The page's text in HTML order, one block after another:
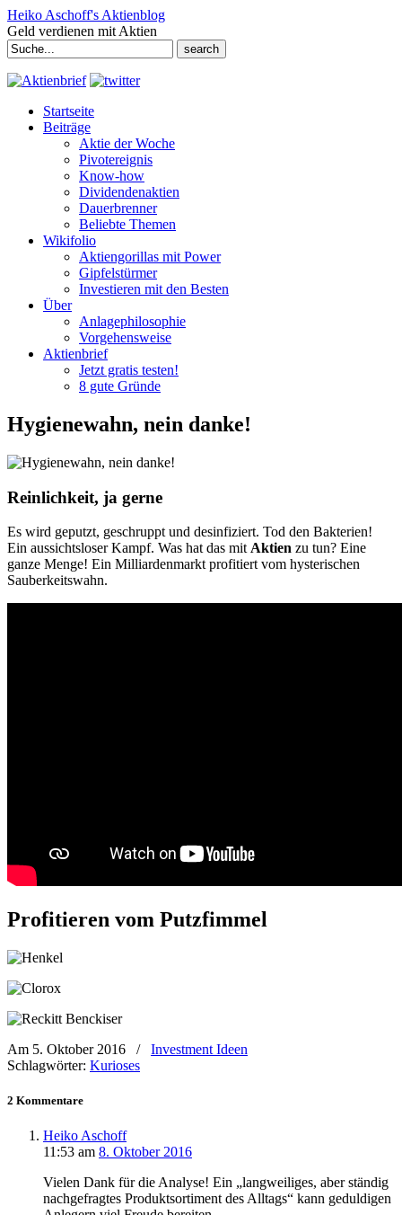
Heiko Aschoff's Aktienblog
Geld verdienen mit Aktien
Search
for:
Startseite
Beiträge
Aktie der Woche
Pivotereignis
Know-how
Dividendenaktien
Dauerbrenner
Beliebte Themen
Wikifolio
Aktiengorillas mit Power
Gipfelstürmer
Investieren mit den Besten
Über
Anlagephilosophie
Vorgehensweise
Aktienbrief
Jetzt gratis testen!
8 gute Gründe
Hygienewahn, nein danke!
Reinlichkeit, ja gerne
Es wird geputzt, geschruppt und desinfiziert. Tod den Bakterien!
Ein aussichtsloser Kampf. Was hat das mit Aktien zu tun? Eine
ganze Menge! Ein Milliardenmarkt profitiert vom hysterischen
Sauberkeitswahn.
Profitieren vom Putzfimmel
Am 5. Oktober 2016 /
Investment Ideen
Schlagwörter: Kurioses
2 Kommentare
Heiko Aschoff
11:53 am 8. Oktober 2016
Vielen Dank für die Analyse! Ein „langweiliges, aber ständig
nachgefragtes Produktsortiment des Alltags“ kann geduldigen